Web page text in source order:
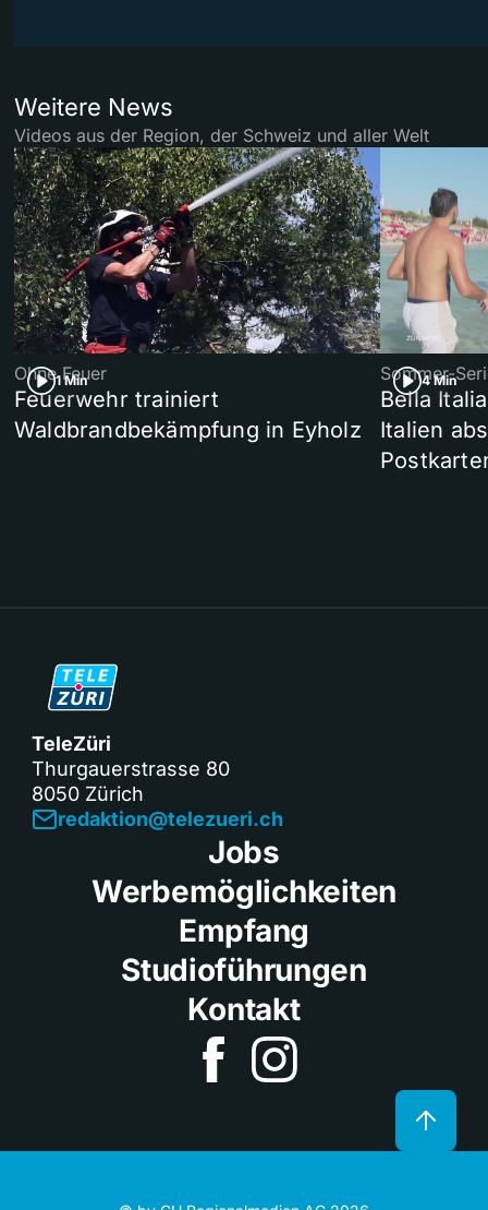
Weitere News
Videos aus der Region, der Schweiz und aller Welt
1 Min
Ohne Feuer
Feuerwehr trainiert
Waldbrandbekämpfung in Eyholz
4 Min
Sommer-
Bella
Italien
TeleZüri
Thurgauerstrasse 80
8050 Zürich
redaktion@telezueri.ch
Jobs
Werbemöglichkeiten
Empfang
Studioführungen
Kontakt